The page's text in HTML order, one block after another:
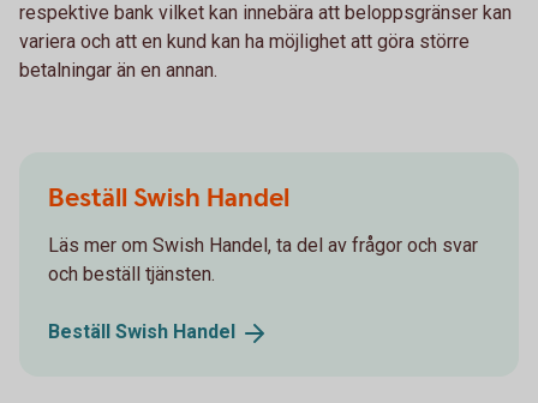
respektive bank vilket kan innebära att beloppsgränser kan
variera och att en kund kan ha möjlighet att göra större
betalningar än en annan.
Beställ Swish Handel
Läs mer om Swish Handel, ta del av frågor och svar
och beställ tjänsten.
Beställ Swish Handel